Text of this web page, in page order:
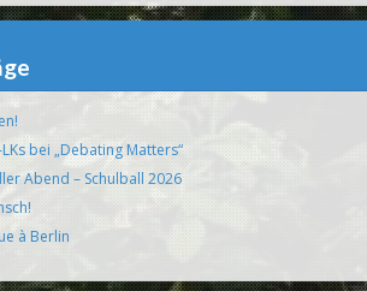
bei „Debating Matters“
Abend – Schulball 2026
à Berlin